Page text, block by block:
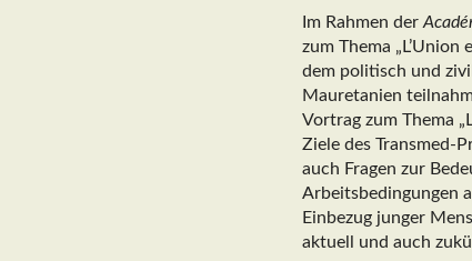
Im Rahmen der
zum Thema
dem politisch und
Mauretanien
Vortrag zum Thema
Ziele des Transmed-
auch Fragen zur
Arbeitsbedingungen
Einbezug junger
aktuell und auch